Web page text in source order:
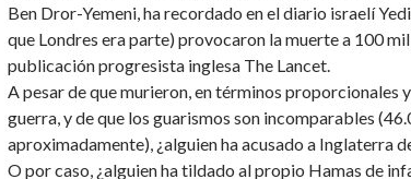
Ben Dror-Yemeni, ha recordado en el diario israelí
que Londres era parte) provocaron la muerte a 100
publicación progresista inglesa The Lancet.
A pesar de que murieron, en términos proporcionales
guerra, y de que los guarismos son incomparables
aproximadamente), ¿alguien ha acusado a Inglaterra
O por caso, ¿alguien ha tildado al propio Hamas de